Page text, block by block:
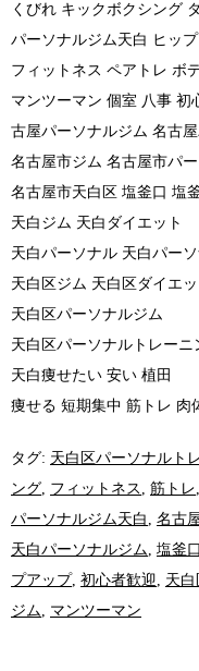
くびれ キックボクシング
パーソナルジム天白 ヒッ
フィットネス ペアトレ ボ
マンツーマン 個室 八事 初
古屋パーソナルジム 名古
名古屋市ジム 名古屋市パ
名古屋市天白区 塩釜口 塩
天白ジム 天白ダイエット
天白パーソナル 天白パー
天白区ジム 天白区ダイエッ
天白区パーソナルジム
天白区パーソナルトレーニ
天白痩せたい 安い 植田
痩せる 短期集中 筋トレ 肉
タグ: 天白区パーソナルト
ング, フィットネス , 筋トレ,
パーソナルジム天白 , 名古
天白パーソナルジム, 塩釜口
プアップ, 初心者歓迎, 天
ジム, マンツーマン